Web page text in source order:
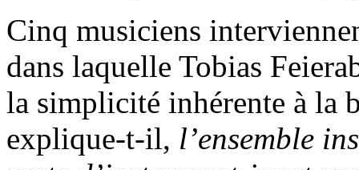
Cinq musiciens
dans laquelle Tobias
la simplicité inhérente à la
explique-t-il, l’ensemble